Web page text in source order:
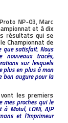
NP-03, Marc
et à dix
résultats qui se
Championnat de
que satisfait. Nous
nouveaux tracés,
sur lesquels
plus en plus à mon
bon augure pour la
les premiers
mes proches qui le
Motul, LONI, AJP
et l’Imprimeur